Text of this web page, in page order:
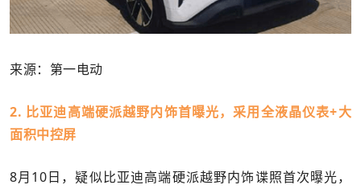
来源：第一电动
2. 比亚迪高端硬派越野内饰首曝光，采用全液晶仪表+大
面积中控屏
8月10日，疑似比亚迪高端硬派越野内饰谍照首次曝光，